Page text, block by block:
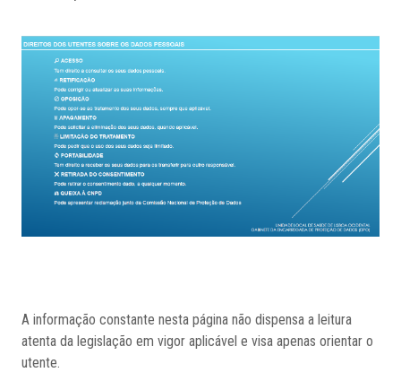
A informação constante nesta página não dispensa a leitura
atenta da legislação em vigor aplicável e visa apenas orientar o
utente.